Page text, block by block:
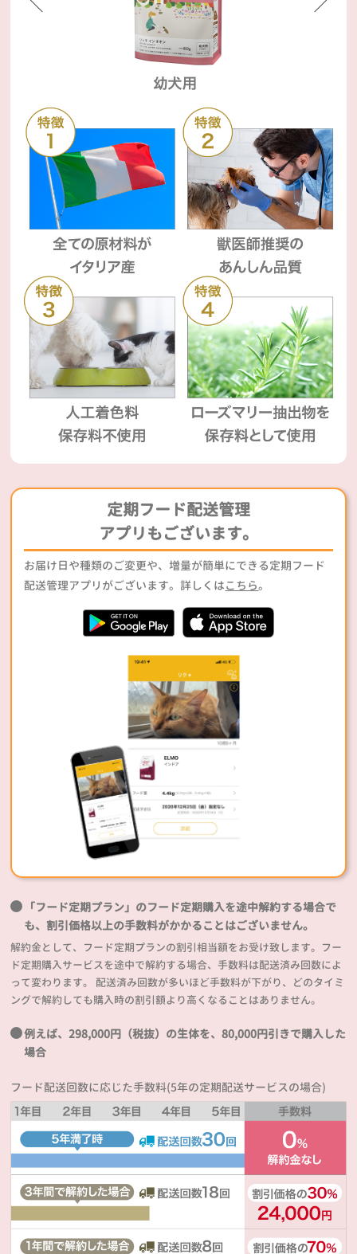
定期フード配送管理
アプリもございます。
お届け日や種類のご変更や、増量が簡単にできる定期フード
配送管理アプリがございます。詳しくはこちら。
「フード定期プラン」のフード定期購入を途中解約する場合で
も、割引価格以上の手数料がかかることはございません。
解約金として、フード定期プランの割引相当額をお受け致します。フー
ド定期購入サービスを途中で解約する場合、手数料は配送済み回数によ
って変わります。 配送済み回数が多いほど手数料が下がり、どのタイミ
ングで解約しても購入時の割引額より高くなることはありません。
例えば、298,000円（税抜）の生体を、80,000円引きで購入した
場合
フード配送回数に応じた手数料(5年の定期配送サービスの場合)